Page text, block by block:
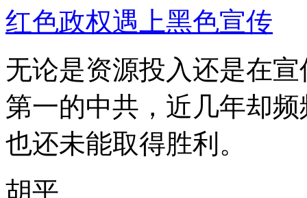
红色政权遇上黑色宣传
无论是资源投入还是在
第一的中共，近几年却
也还未能取得胜利。
胡平